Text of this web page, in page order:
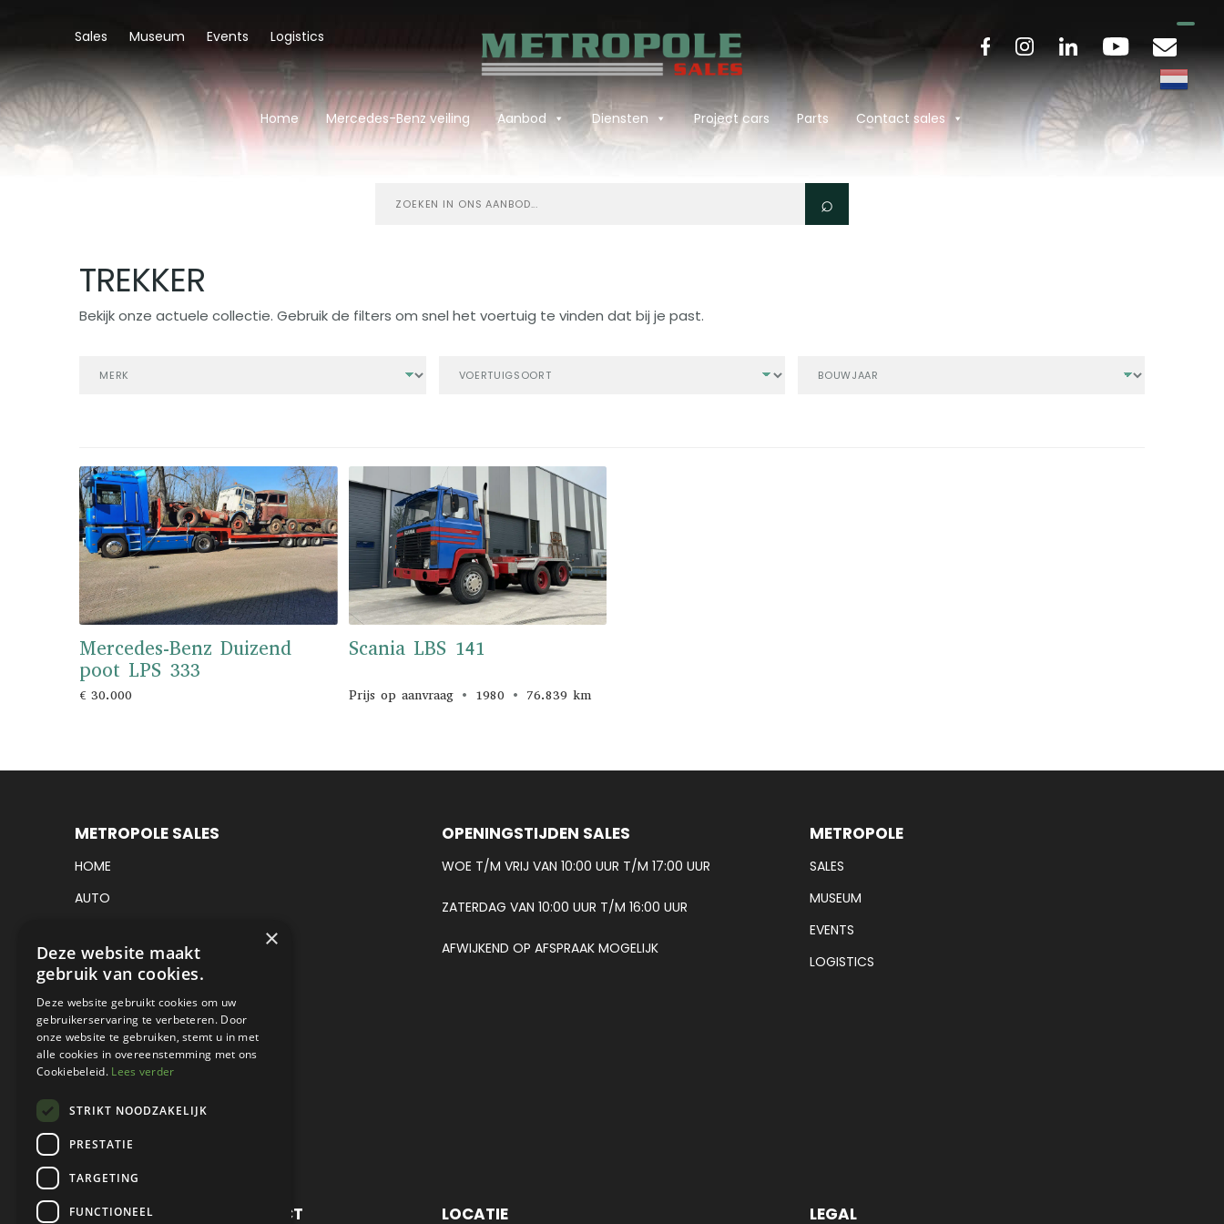
Sales Museum Events Logistics
Home Mercedes-Benz veiling Aanbod Diensten Project cars Parts Contact sales
⌕
TREKKER
Bekijk onze actuele collectie. Gebruik de filters om snel het voertuig te vinden dat bij je past.
Mercedes-Benz Duizend
poot LPS 333
€ 30.000
Scania LBS 141
Prijs op aanvraag 1980 76.839 km
METROPOLE SALES
HOME
AUTO
VERKOCHT
DETAILING
WERKPLAATS EN RESTAURATIE
PARTS
CONTACT
OPENINGSTIJDEN SALES
WOE T/M VRIJ VAN 10:00 UUR T/M 17:00 UUR
ZATERDAG VAN 10:00 UUR T/M 16:00 UUR
AFWIJKEND OP AFSPRAAK MOGELIJK
METROPOLE
SALES
MUSEUM
EVENTS
LOGISTICS
METROPOLE SALES CONTACT LOCATIE LEGAL
×
Deze website maakt
gebruik van cookies.
Deze website gebruikt cookies om uw
gebruikerservaring te verbeteren. Door
onze website te gebruiken, stemt u in met
alle cookies in overeenstemming met ons
Cookiebeleid. Lees verder
STRIKT NOODZAKELIJK
PRESTATIE
TARGETING
FUNCTIONEEL